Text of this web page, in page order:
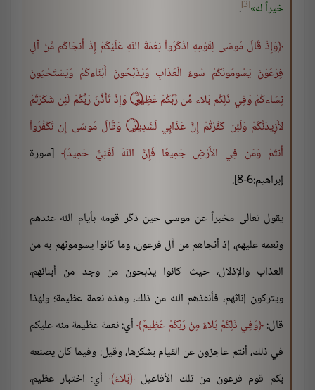
خيراً له [3]
.
وَإِذْ قَالَ مُوسَى لِقَوْمِهِ اذْكُرُواْ نِعْمَةَ اللّهِ عَلَيْكُمْ إِذْ أَنجَاكُم مِّنْ آلِ
فِرْعَوْنَ يَسُومُونَكُمْ سُوءَ الْعَذَابِ وَيُذَبِّحُونَ أَبْنَاءكُمْ وَيَسْتَحْيُونَ
نِسَاءكُمْ وَفِي ذَلِكُم بَلاء مِّن رَّبِّكُمْ عَظِيمٌ ۝ وَإِذْ تَأَذَّنَ رَبُّكُمْ لَئِن شَكَرْتُمْ
لأَزِيدَنَّكُمْ وَلَئِن كَفَرْتُمْ إِنَّ عَذَابِي لَشَدِيدٌ ۝ وَقَالَ مُوسَى إِن تَكْفُرُواْ
أَنتُمْ وَمَن فِي الأَرْضِ جَمِيعًا فَإِنَّ اللّهَ لَغَنِيٌّ حَمِيدٌ
[سورة
إبراهيم:6-8].
يقول تعالى مخبراً عن موسى حين ذكّر قومه بأيام الله عندهم
ونعمه عليهم، إذ أنجاهم من آل فرعون، وما كانوا يسومونهم به من
العذاب والإذلال، حيث كانوا يذبحون من وجد من أبنائهم،
ويتركون إناثهم، فأنقذهم الله من ذلك، وهذه نعمة عظيمة؛ ولهذا
قال: وَفِي ذَلِكُمْ بَلاءٌ مِنْ رَبِّكُمْ عَظِيمٌ أي: نعمة عظيمة منه عليكم
في ذلك، أنتم عاجزون عن القيام بشكرها، وقيل: وفيما كان يصنعه
بكم قوم فرعون من تلك الأفاعيل بَلاءٌ
أي: اختبار عظيم،